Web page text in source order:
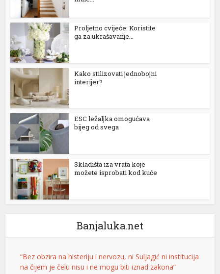
Proljetno cvijeće: Koristite
ga za ukrašavanje...
Kako stilizovati jednobojni
interijer?
ESC ležaljka omogućava
bijeg od svega
Skladišta iza vrata koje
možete isprobati kod kuće
Banjaluka.net
“Bez obzira na histeriju i nervozu, ni Suljagić ni institucija
na čijem je čelu nisu i ne mogu biti iznad zakona”